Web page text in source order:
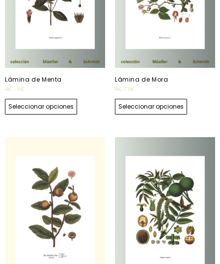
Lámina de Menta
4€ - 11€
Seleccionar opciones
Lámina de Mora
4€ - 11€
Seleccionar opciones